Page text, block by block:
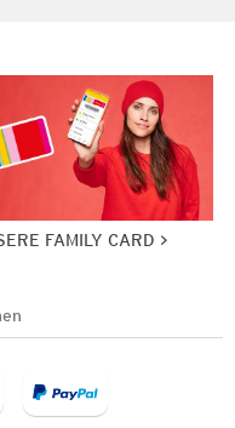
FAMILY CARD